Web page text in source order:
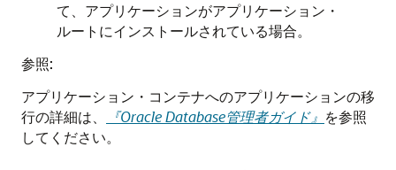
て、アプリケーションがアプリケーション・
ルートにインストールされている場合。
参照:
アプリケーション・コンテナへのアプリケーションの移
行の詳細は、
『Oracle Database管理者ガイド』 を参照
してください。